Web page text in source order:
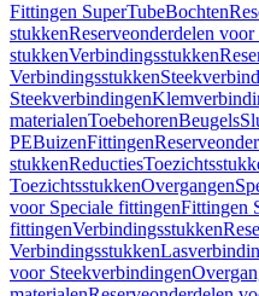
Fittingen SuperTubeBochten
stukkenReserveonderdelen voor
stukkenVerbindingsstukken
Verbindingsstukken
Steekverbindingen
materialenToebehorenBeugels
PEBuizenFittingen
stukkenReducties
ToezichtsstukkenOvergangen
voor Speciale fittingenFittingen
fittingenVerbindingsstukken
Verbindingsstukken
voor Steekverbindingen